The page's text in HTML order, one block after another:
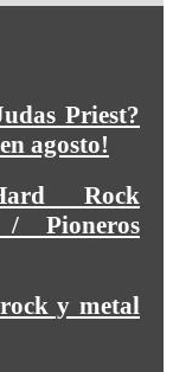
Priest?
agosto!
Rock
Pioneros
y metal